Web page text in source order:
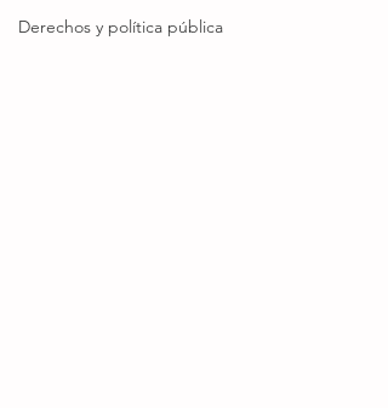
Derechos y política pública